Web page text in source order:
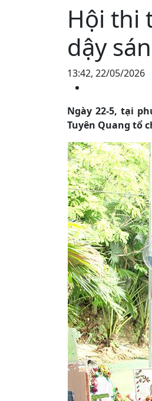
Hội thi
dậy
13:42, 22/05/2026
Ngày 22-5, tại
Tuyên Quang tổ